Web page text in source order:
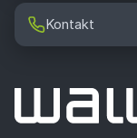
Kontakt